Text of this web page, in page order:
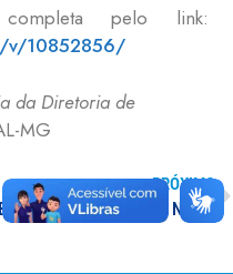
pelo link:
v/10852856/
da Diretoria de
MG
PRÓXIMO
:: Boletim Epidemiológico N° 87 – 15/08/2022 – Situação epidêmica de covid-19 em Minas Gerais e no sul de Minas